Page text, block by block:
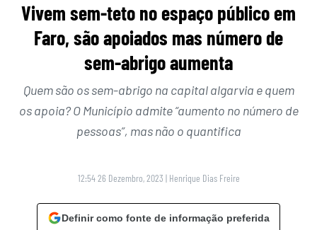
Vivem sem-teto no espaço público em
Faro, são apoiados mas número de
sem-abrigo aumenta
Quem são os sem-abrigo na capital algarvia e quem
os apoia? O Município admite “aumento no número de
pessoas”, mas não o quantifica
12:54 26 Dezembro, 2023 | Henrique Dias Freire
Definir como fonte de informação preferida